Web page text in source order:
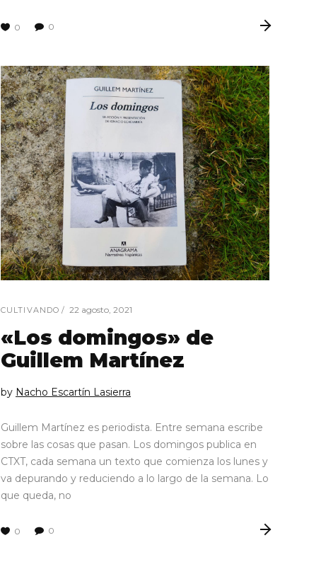
0 0
CULTIVANDO 22 agosto, 2021
«Los domingos» de
Guillem Martínez
by Nacho Escartín Lasierra
Guillem Martínez es periodista. Entre semana escribe
sobre las cosas que pasan. Los domingos publica en
CTXT, cada semana un texto que comienza los lunes y
va depurando y reduciendo a lo largo de la semana. Lo
que queda, no
0 0